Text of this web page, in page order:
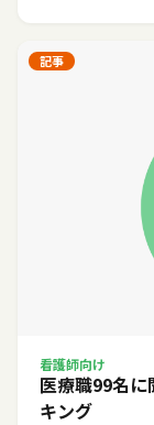
記事
看護師向け
医療職99名
キング